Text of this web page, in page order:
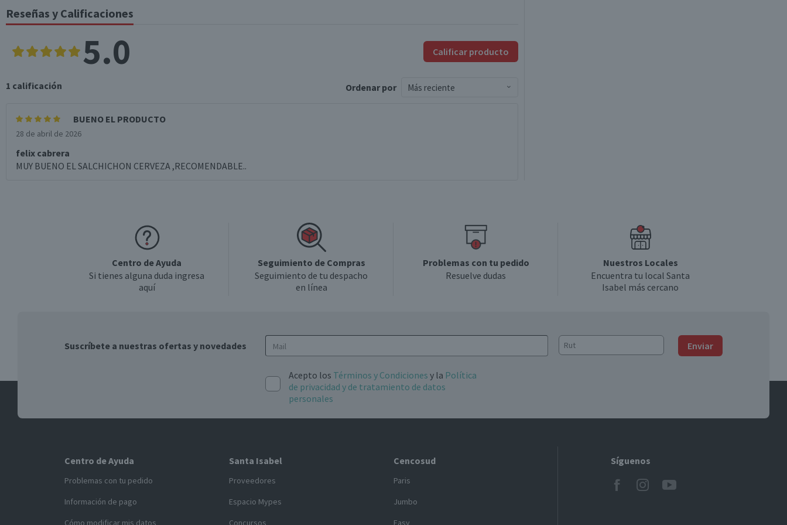
Reseñas y Calificaciones
5.0 Calificar producto
1 calificación Ordenar por Más reciente
BUENO EL PRODUCTO
28 de abril de 2026
felix cabrera
MUY BUENO EL SALCHICHON CERVEZA ,RECOMENDABLE..
Centro de Ayuda
Si tienes alguna duda ingresa
aquí
Seguimiento de Compras
Seguimiento de tu despacho
en línea
Problemas con tu pedido
Resuelve dudas
Nuestros Locales
Encuentra tu local Santa
Isabel más cercano
Suscríbete a nuestras ofertas y novedades Enviar
Acepto los Términos y Condiciones y la Política
de privacidad y de tratamiento de datos
personales
Centro de Ayuda
Problemas con tu pedido
Información de pago
Cómo modificar mis datos
Santa Isabel
Proveedores
Espacio Mypes
Concursos
Cencosud
Paris
Jumbo
Easy
Síguenos